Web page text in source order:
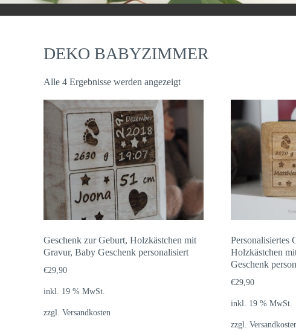
DEKO BABYZIMMER
Alle 4 Ergebnisse werden angezeigt
Geschenk zur Geburt, Holzkästchen mit
Gravur, Baby Geschenk personalisiert
€29,90
inkl. 19 % MwSt.
zzgl. Versandkosten
Personalisiertes
Holzkästchen
Geschenk
€29,90
inkl. 19 % MwSt.
zzgl.